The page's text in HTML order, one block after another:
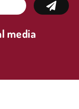
media